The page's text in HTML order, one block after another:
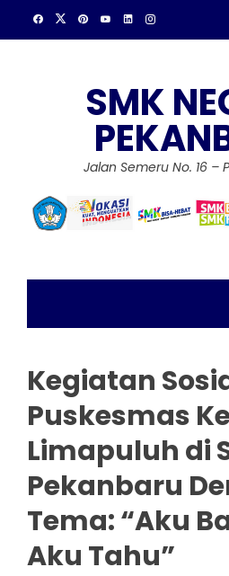
SMK
Jalan Semeru No. 16 –
Kegiatan
Puskesmas
Limapuluh di
Pekanbaru
Tema: “Aku
Aku Tahu”